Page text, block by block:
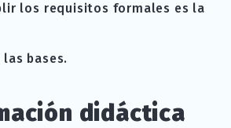
los requisitos formales es la
bases.
didáctica